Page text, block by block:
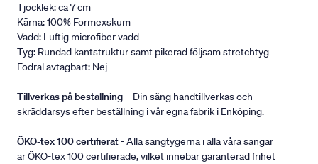
Tjocklek: ca 7 cm
Kärna: 100% Formexskum
Vadd: Luftig microfiber vadd
Tyg: Rundad kantstruktur samt pikerad följsam stretchtyg
Fodral avtagbart: Nej
Tillverkas på beställning– Din säng handtillverkas och
skräddarsys efter beställning i vår egna fabrik i Enköping.
ÖKO-tex 100 certifierat- Alla sängtygerna i alla våra sängar
är ÖKO-tex 100 certifierade, vilket innebär garanterad frihet